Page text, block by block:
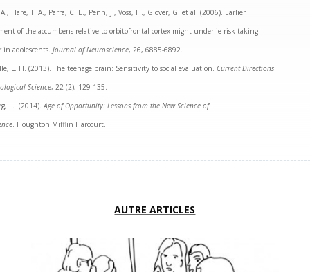
Hare, T. A., Parra, C. E., Penn, J., Voss, H., Glover, G. et al. (2006). Earlier
of the accumbens relative to orbitofrontal cortex might underlie risk-taking
in adolescents. Journal of Neuroscience, 26, 6885-6892.
L. H. (2013). The teenage brain: Sensitivity to social evaluation. Current Directions
Science, 22 (2), 129-135.
L. (2014).Age of Opportunity: Lessons from the New Science of
. Houghton Mifflin Harcourt.
AUTRE ARTICLES